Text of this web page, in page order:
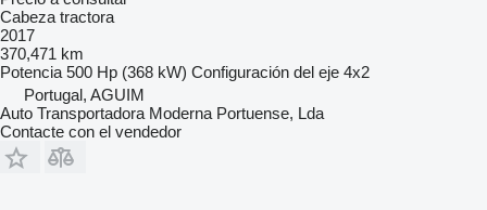
Cabeza tractora
2017
370,471 km
Potencia 500 Hp (368 kW) Configuración del eje 4x2
Portugal, AGUIM
Auto Transportadora Moderna Portuense, Lda
Contacte con el vendedor